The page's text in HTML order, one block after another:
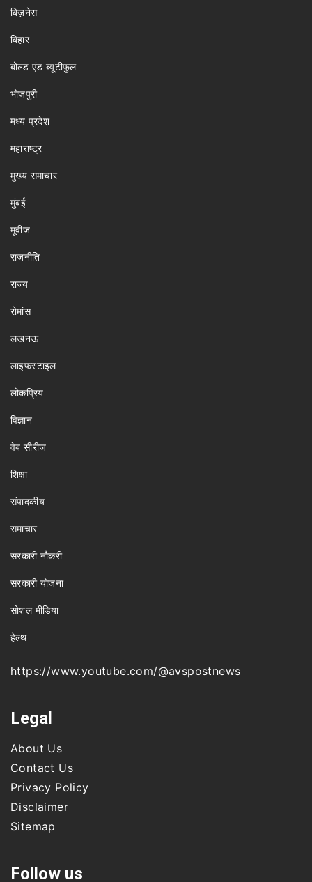
बिज़नेस
बिहार
बोल्ड एंड ब्यूटीफुल
भोजपुरी
मध्य प्रदेश
महाराष्ट्र
मुख्य समाचार
मुंबई
मूवीज
राजनीति
राज्य
रोमांस
लखनऊ
लाइफस्टाइल
लोकप्रिय
विज्ञान
वेब सीरीज
शिक्षा
संपादकीय
समाचार
सरकारी नौकरी
सरकारी योजना
सोशल मीडिया
हेल्थ
https://www.youtube.com/@avspostnews
Legal
About Us
Contact Us
Privacy Policy
Disclaimer
Sitemap
Follow us